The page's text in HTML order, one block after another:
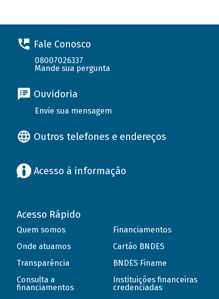
Fale Conosco
08007026337
Mande sua pergunta
Ouvidoria
Envie sua mensagem
Outros telefones e endereços
Acesso à informação
Acesso Rápido
Quem somos
Onde atuamos
Transparência
Consulta a
financiamentos
Financiamentos
Cartão BNDES
BNDES Finame
Instituições financeiras
credenciadas